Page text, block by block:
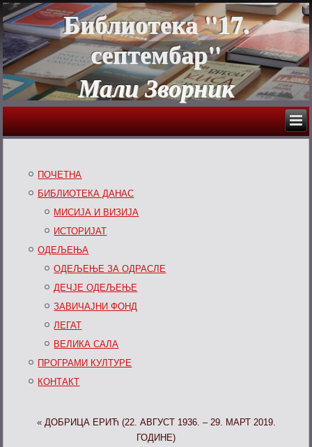
Библиотека "17.
септембар"
Мали Зворник
ПОЧЕТНА
БИБЛИОТЕКА ДАНАС
МИСИЈА И ВИЗИЈА
ИСТОРИЈАТ
ОДЕЉЕЊА
ОДЕЉЕЊЕ ЗА ОДРАСЛЕ
ДЕЧЈЕ ОДЕЉЕЊЕ
ЗАВИЧАЈНИ ФОНД
ЛЕГАТ
ВЕЛИКА САЛА
ПРОГРАМИ КУЛТУРЕ
КОНТАКТ
« ДОБРИЦА ЕРИЋ (22. АВГУСТ 1936. – 29. МАРТ 2019.
ГОДИНЕ)